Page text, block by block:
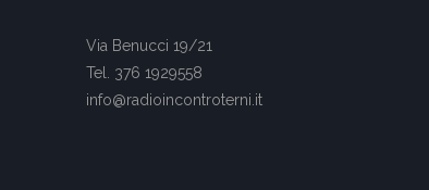
Via Benucci 19/21
Tel. 376 1929558
info@radioincontroterni.it